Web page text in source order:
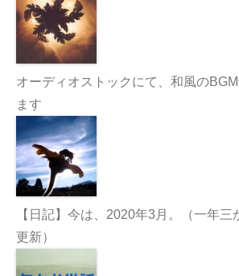
オーディオストックにて、和風の
ます
【日記】今は、2020年3月。（一年
更新）